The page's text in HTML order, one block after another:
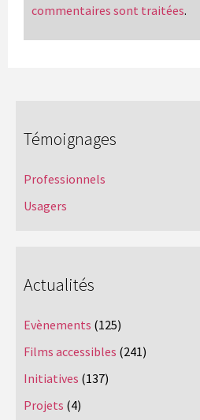
commentaires sont traitées.
Témoignages
Professionnels
Usagers
Actualités
Evènements (125)
Films accessibles (241)
Initiatives (137)
Projets (4)